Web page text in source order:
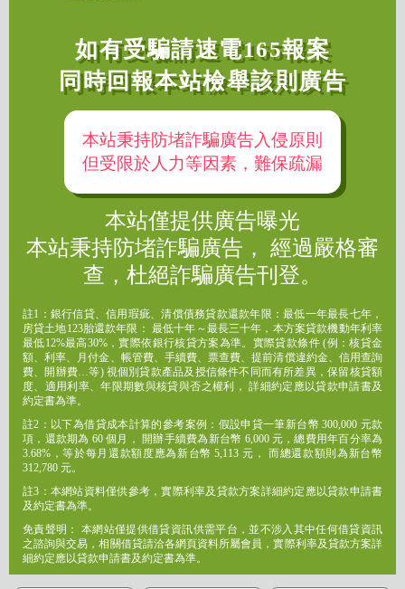
如有受騙請速電165報案
同時回報本站檢舉該則廣告
本站秉持防堵詐騙廣告入侵原則
但受限於人力等因素，難保疏漏
本站僅提供廣告曝光
本站秉持防堵詐騙廣告， 經過嚴格審
查，杜絕詐騙廣告刊登。
註1：銀行信貸、信用瑕疵、清償債務貸款還款年限：最低一年最長七年，
房貸土地123胎還款年限： 最低十年～最長三十年，本方案貸款機動年利率
最低12%最高30%，實際依銀行核貸方案為準。實際貸款條件 (例：核貸金
額、利率、月付金、帳管費、手續費、票查費、提前清償違約金、信用查詢
費、開辦費…等) 視個別貸款產品及授信條件不同而有所差異，保留核貸額
度、適用利率、年限期數與核貸與否之權利， 詳細約定應以貸款申請書及
約定書為準。
註2：以下為借貸成本計算的參考案例：假設申貸一筆新台幣 300,000 元款
項，還款期為 60 個月， 開辦手續費為新台幣 6,000 元，總費用年百分率為
3.68%，等於每月還款額度應為新台幣 5,113 元， 而總還款額則為新台幣
312,780 元。
註3：本網站資料僅供參考，實際利率及貸款方案詳細約定應以貸款申請書
及約定書為準。
免責聲明： 本網站僅提供借貸資訊供需平台，並不涉入其中任何借貸資訊
之諮詢與交易，相關借貸請洽各網頁資料所屬會員，實際利率及貸款方案詳
細約定應以貸款申請書及約定書為準。